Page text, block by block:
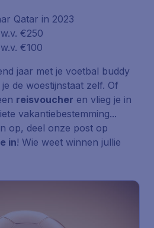
Qatar in 2023
€250
€100
jaar met je voetbal buddy
de woestijnstaat zelf. Of
reisvoucher en vlieg je in
vakantiebestemming...
op, deel onze post op
in! Wie weet winnen jullie